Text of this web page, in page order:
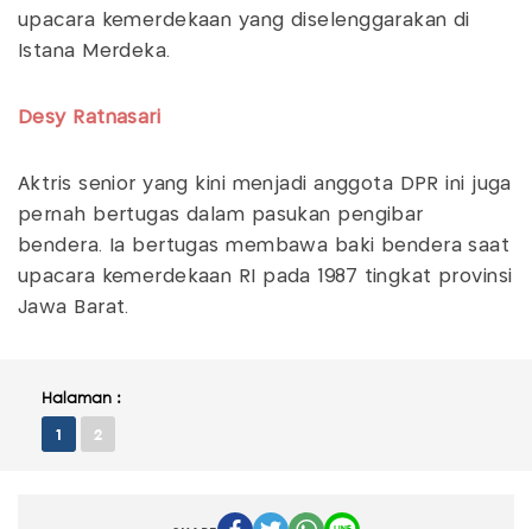
upacara kemerdekaan yang diselenggarakan di
Istana Merdeka.
Desy Ratnasari
Aktris senior yang kini menjadi anggota DPR ini juga
pernah bertugas dalam pasukan pengibar
bendera. Ia bertugas membawa baki bendera saat
upacara kemerdekaan RI pada 1987 tingkat provinsi
Jawa Barat.
Halaman :
1 2